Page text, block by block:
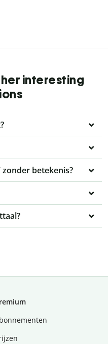
interesting
zonder betekenis?